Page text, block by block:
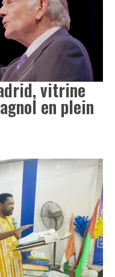
vitrine
en plein